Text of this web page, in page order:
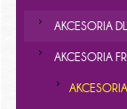
AKCESORIA
AKCESORIA